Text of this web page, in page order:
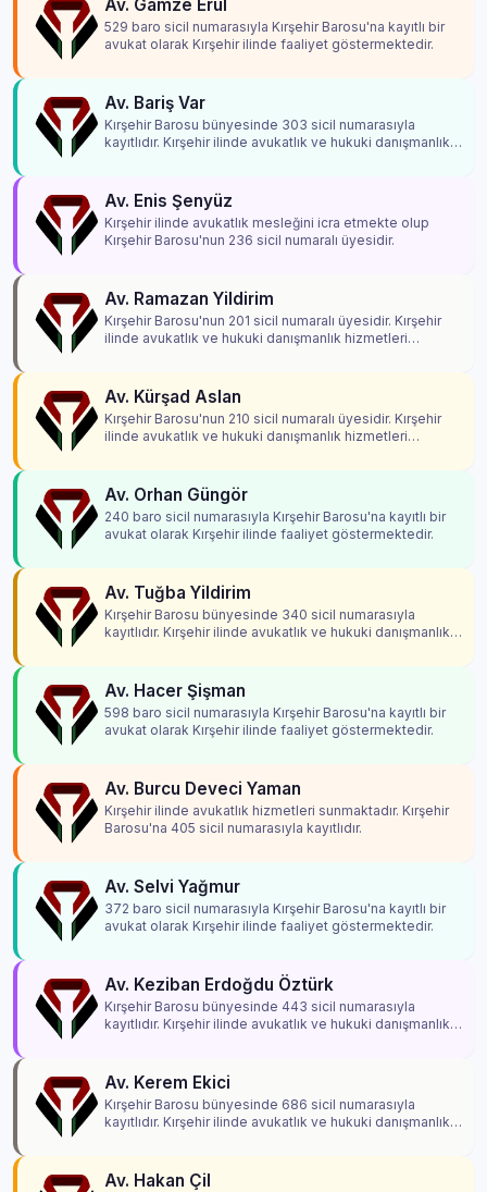
Av. Gamze Erul
529 baro sicil numarasıyla Kırşehir Barosu'na kayıtlı bir
avukat olarak Kırşehir ilinde faaliyet göstermektedir.
Av. Bariş Var
Kırşehir Barosu bünyesinde 303 sicil numarasıyla
kayıtlıdır. Kırşehir ilinde avukatlık ve hukuki danışmanlık
Av. Enis Şenyüz
Kırşehir ilinde avukatlık mesleğini icra etmekte olup
Kırşehir Barosu'nun 236 sicil numaralı üyesidir.
Av. Ramazan Yildirim
Kırşehir Barosu'nun 201 sicil numaralı üyesidir. Kırşehir
ilinde avukatlık ve hukuki danışmanlık hizmetleri
Av. Kürşad Aslan
Kırşehir Barosu'nun 210 sicil numaralı üyesidir. Kırşehir
ilinde avukatlık ve hukuki danışmanlık hizmetleri
Av. Orhan Güngör
240 baro sicil numarasıyla Kırşehir Barosu'na kayıtlı bir
avukat olarak Kırşehir ilinde faaliyet göstermektedir.
Av. Tuğba Yildirim
Kırşehir Barosu bünyesinde 340 sicil numarasıyla
kayıtlıdır. Kırşehir ilinde avukatlık ve hukuki danışmanlık
Av. Hacer Şişman
598 baro sicil numarasıyla Kırşehir Barosu'na kayıtlı bir
avukat olarak Kırşehir ilinde faaliyet göstermektedir.
Av. Burcu Deveci Yaman
Kırşehir ilinde avukatlık hizmetleri sunmaktadır. Kırşehir
Barosu'na 405 sicil numarasıyla kayıtlıdır.
Av. Selvi Yağmur
372 baro sicil numarasıyla Kırşehir Barosu'na kayıtlı bir
avukat olarak Kırşehir ilinde faaliyet göstermektedir.
Av. Keziban Erdoğdu Öztürk
Kırşehir Barosu bünyesinde 443 sicil numarasıyla
kayıtlıdır. Kırşehir ilinde avukatlık ve hukuki danışmanlık
Av. Kerem Ekici
Kırşehir Barosu bünyesinde 686 sicil numarasıyla
kayıtlıdır. Kırşehir ilinde avukatlık ve hukuki danışmanlık
Av. Hakan Çil